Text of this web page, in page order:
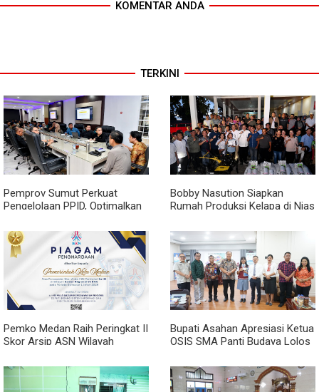
KOMENTAR ANDA
TERKINI
Pemprov Sumut Perkuat
Pengelolaan PPID, Optimalkan
Nomor 2 Tahun 2026
Bobby Nasution Siapkan
Rumah Produksi Kelapa di Nias
Pemko Medan Raih Peringkat II
Skor Arsip ASN Wilayah
Bupati Asahan Apresiasi Ketua
OSIS SMA Panti Budaya Lolos
Nasional